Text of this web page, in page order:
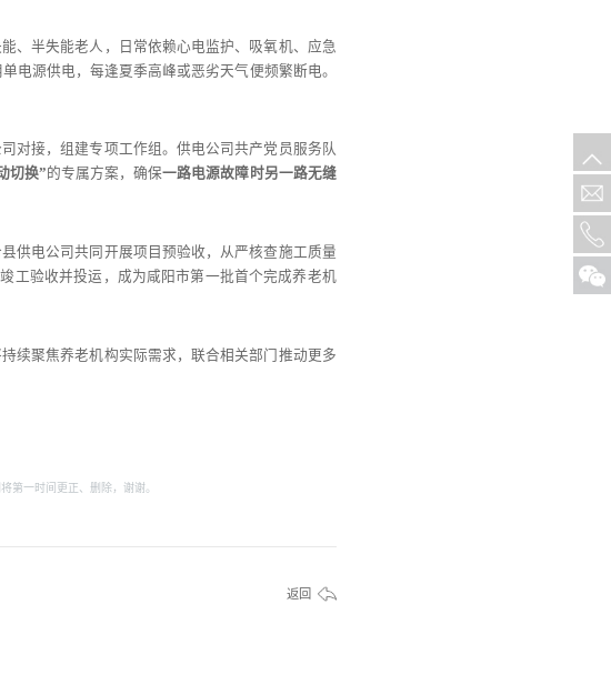
、半失能老人，日常依赖心电监护、吸氧机、应急
电源供电，每逢夏季高峰或恶劣天气便频繁断电。
对接，组建专项工作组。供电公司共产党员服务队
切换” 的专属方案，确保一路电源故障时另一路无缝
供电公司共同开展项目预验收，从严核查施工质量
工验收并投运，成为咸阳市第一批首个完成养老机
续聚焦养老机构实际需求，联合相关部门推动更多
第一时间更正、删除，谢谢。
返回